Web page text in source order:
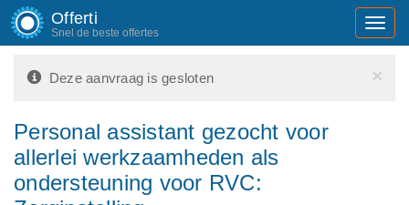
Offerti
Snel de beste offertes
×
Deze aanvraag is gesloten
Personal assistant gezocht voor
allerlei werkzaamheden als
ondersteuning voor RVC: